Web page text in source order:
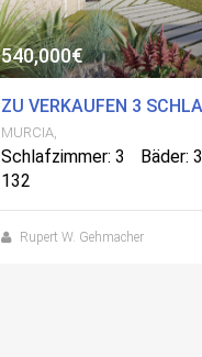
540,000€
MURCIA,
Schlafzimmer: 3 Bäder: 3
132
Rupert W. Gehmacher